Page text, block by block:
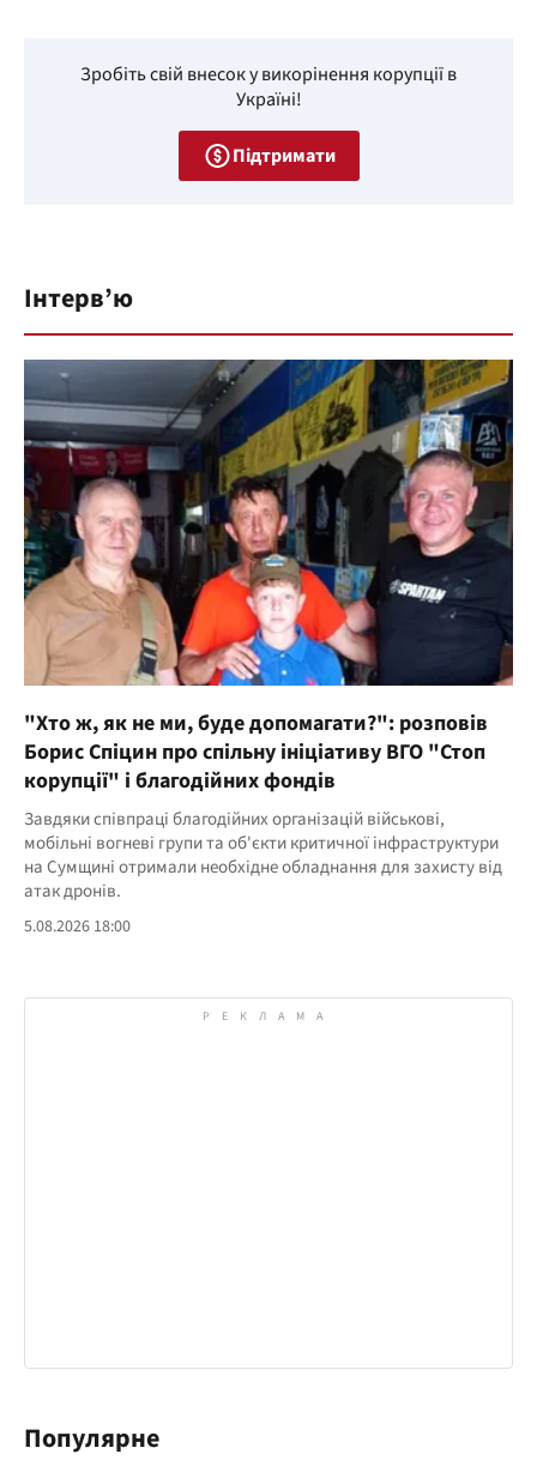
Зробіть свій внесок у викорінення корупції в
Україні!
Підтримати
Інтерв’ю
"Хто ж, як не ми, буде допомагати?": розповів
Борис Спіцин про спільну ініціативу ВГО "Стоп
корупції" і благодійних фондів
Завдяки співпраці благодійних організацій військові,
мобільні вогневі групи та об'єкти критичної інфраструктури
на Сумщині отримали необхідне обладнання для захисту від
атак дронів.
5.08.2026 18:00
Популярне